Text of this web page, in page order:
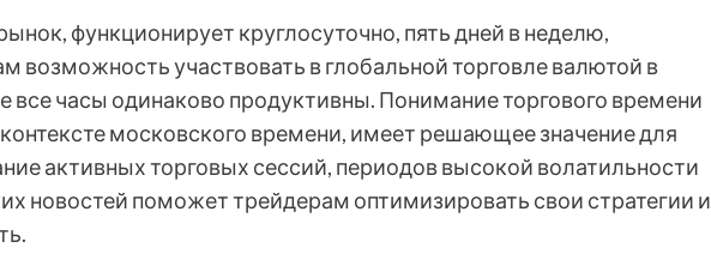
функционирует круглосуточно, пять дней в неделю,
возможность участвовать в глобальной торговле валютой в
все часы одинаково продуктивны. Понимание торгового времени
московского времени, имеет решающее значение для
активных торговых сессий, периодов высокой волатильности
новостей поможет трейдерам оптимизировать свои стратегии и